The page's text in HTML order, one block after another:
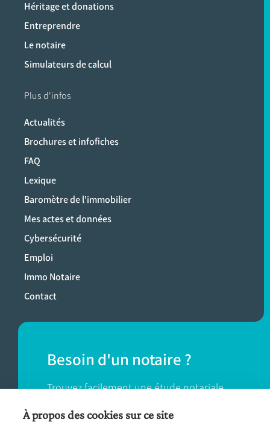
Héritage et donations
Entreprendre
Le notaire
Simulateurs de calcul
Plus d'infos
Actualités
Brochures et infofiches
FAQ
Lexique
Baromètre de l'immobilier
Mes actes et données
Cybersécurité
Emploi
Immo Notaire
Contact
Besoin d'un notaire ?
Trouvez facilement une étude notariale
près de chez vous.
À propos des cookies sur ce site